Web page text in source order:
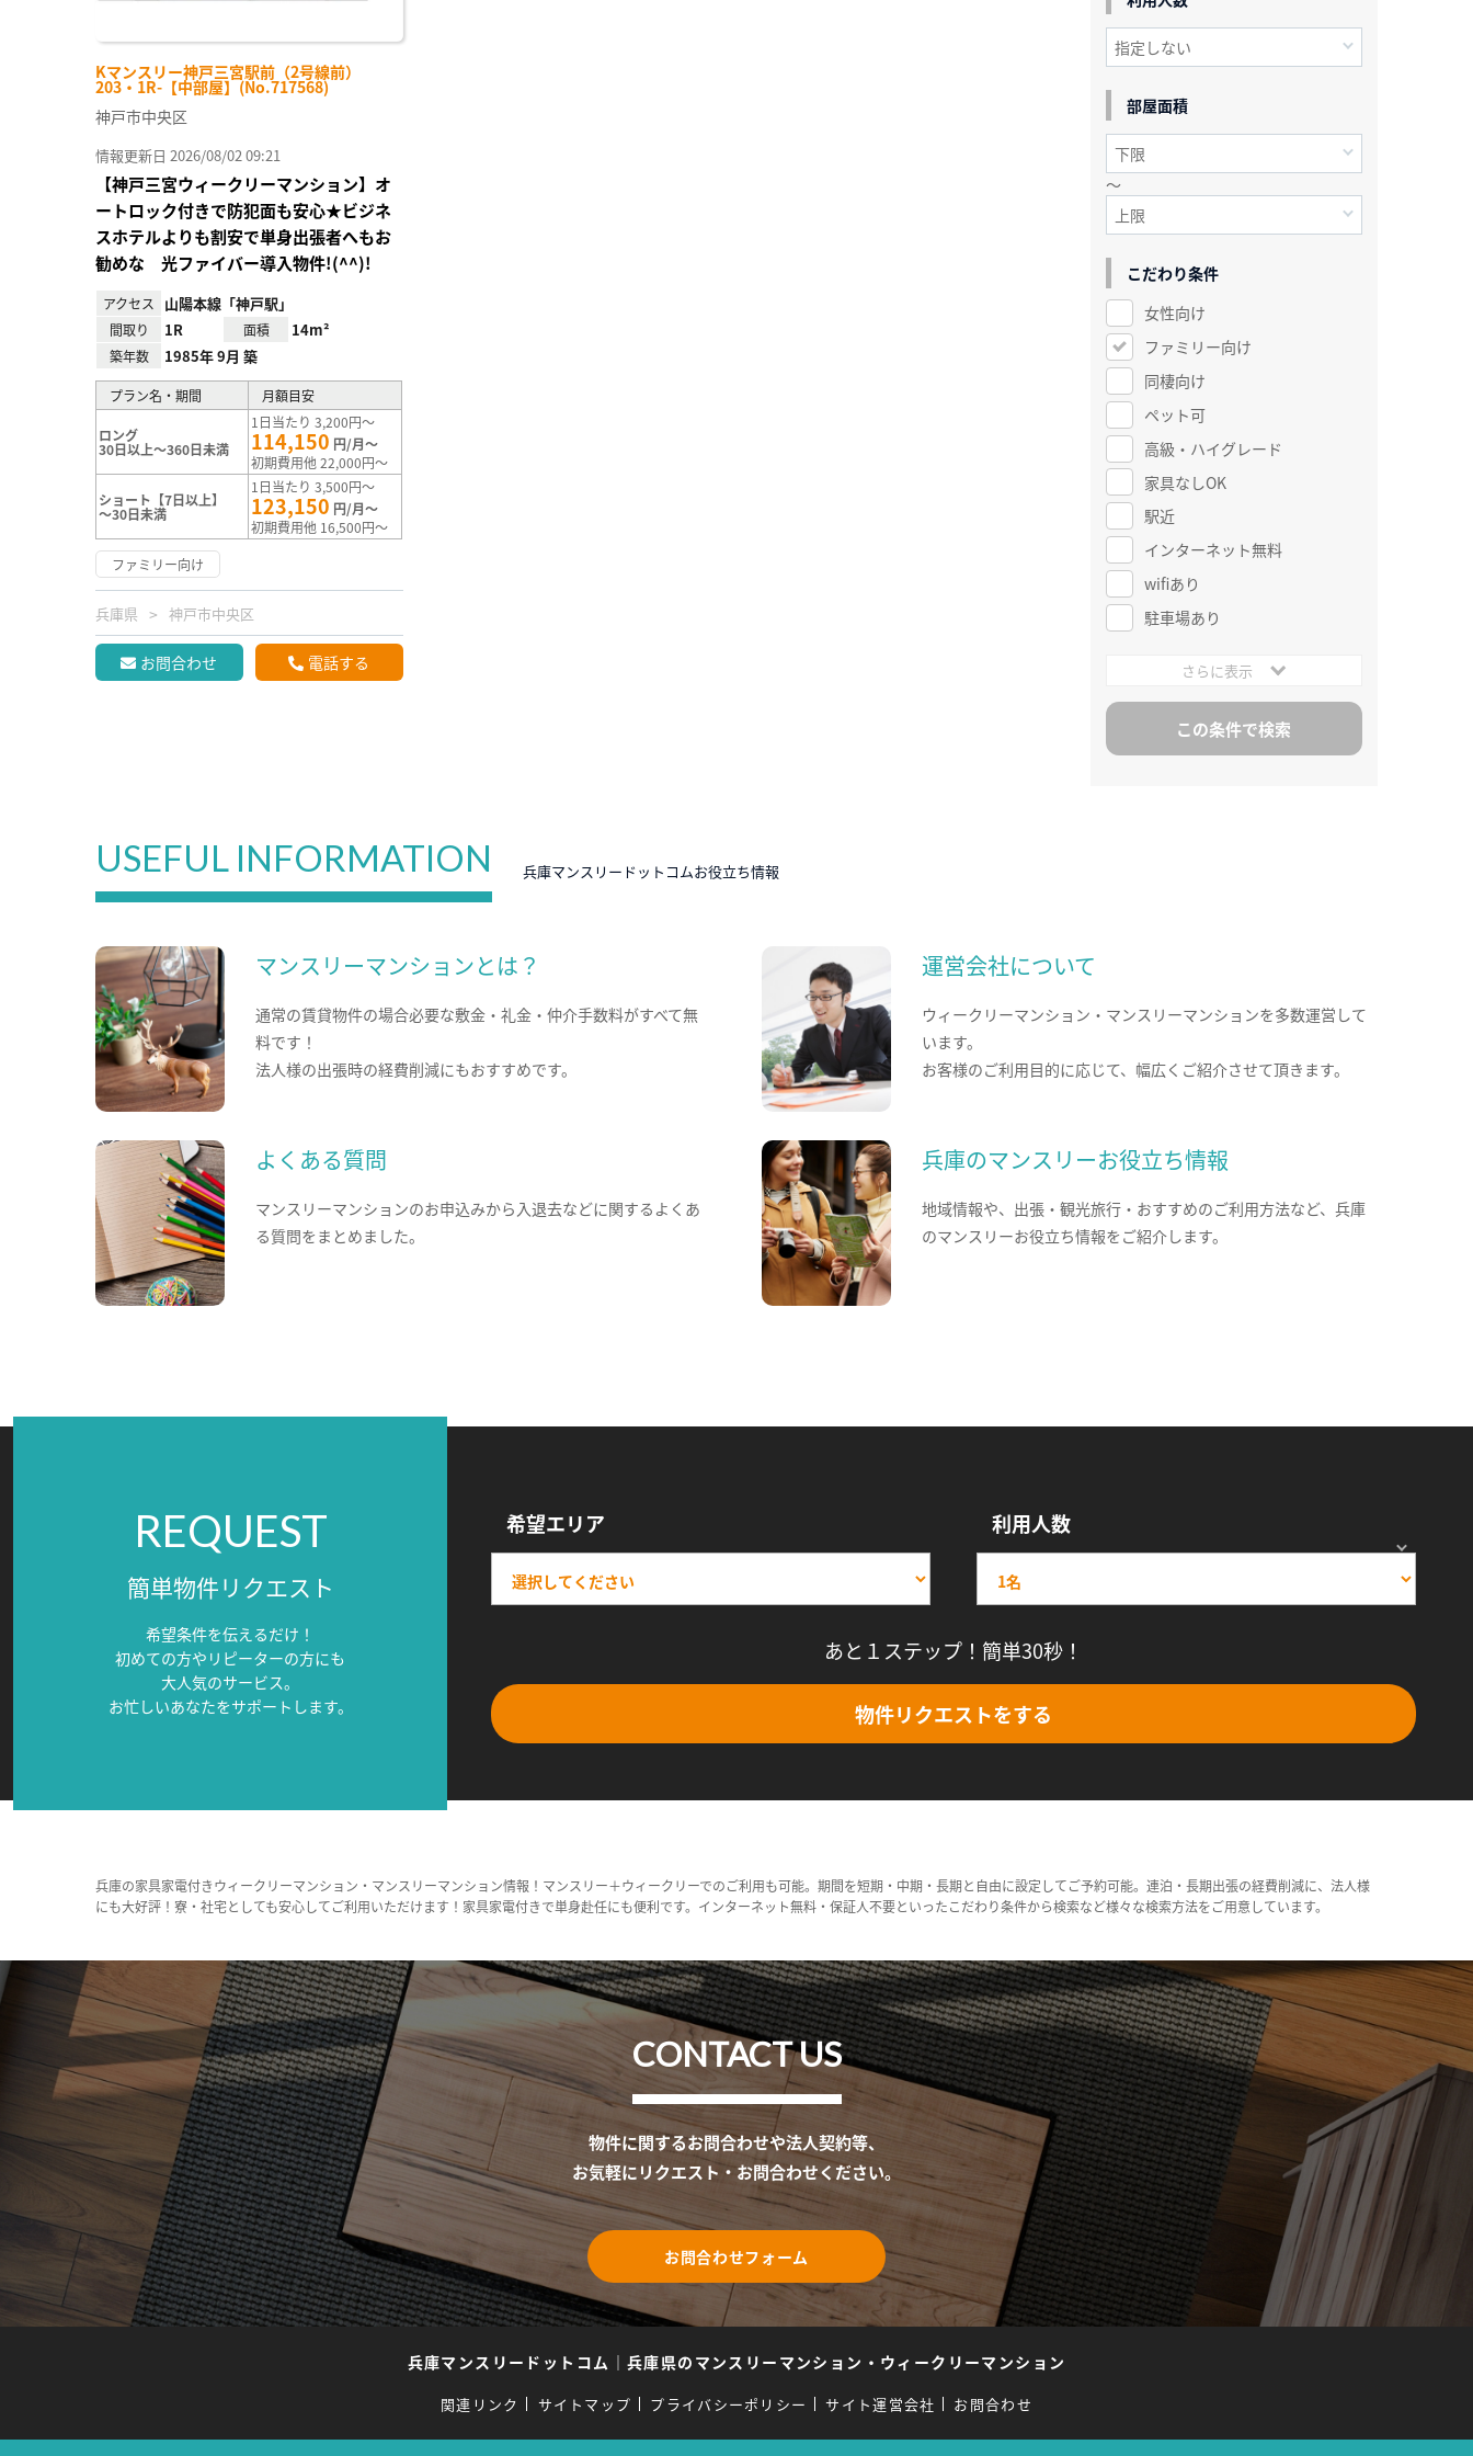
Kマンスリー神戸三宮駅前（2号線前）
203・1R-【中部屋】(No.717568)
神戸市中央区
情報更新日 2026/08/02 09:21
【神戸三宮ウィークリーマンション】オ
ートロック付きで防犯面も安心★ビジネ
スホテルよりも割安で単身出張者へもお
勧めな 光ファイバー導入物件!(^^)!
アクセス 山陽本線「神戸駅」
間取り 1R 面積 14m²
築年数 1985年 9月 築
プラン名・期間 月額目安
ロング
30日以上～360日未満
1日当たり 3,200円～
114,150 円/月～
初期費用他 22,000円～
ショート【7日以上】
～30日未満
1日当たり 3,500円～
123,150 円/月～
初期費用他 16,500円～
ファミリー向け
兵庫県 神戸市中央区
お問合わせ 電話する
部屋面積
～
こだわり条件
女性向け
ファミリー向け
同棲向け
ペット可
高級・ハイグレード
家具なしOK
駅近
インターネット無料
wifiあり
駐車場あり
さらに表示
USEFUL INFORMATION 兵庫マンスリードットコムお役立ち情報
マンスリーマンションとは？
通常の賃貸物件の場合必要な敷金・礼金・仲介手数料がすべて無
料です！
法人様の出張時の経費削減にもおすすめです。
運営会社について
ウィークリーマンション・マンスリーマンションを多数運営して
います。
お客様のご利用目的に応じて、幅広くご紹介させて頂きます。
よくある質問
マンスリーマンションのお申込みから入退去などに関するよくあ
る質問をまとめました。
兵庫のマンスリーお役立ち情報
地域情報や、出張・観光旅行・おすすめのご利用方法など、兵庫
のマンスリーお役立ち情報をご紹介します。
REQUEST
簡単物件リクエスト
希望条件を伝えるだけ！
初めての方やリピーターの方にも
大人気のサービス。
お忙しいあなたをサポートします。
希望エリア 利用人数
あと１ステップ！簡単30秒！
物件リクエストをする
兵庫の家具家電付きウィークリーマンション・マンスリーマンション情報！マンスリー＋ウィークリーでのご利用も可能。期間を短期・中期・長期と自由に設定してご予約可能。連泊・長期出張の経費削減に、法人様
にも大好評！寮・社宅としても安心してご利用いただけます！家具家電付きで単身赴任にも便利です。インターネット無料・保証人不要といったこだわり条件から検索など様々な検索方法をご用意しています。
CONTACT US
物件に関するお問合わせや法人契約等、
お気軽にリクエスト・お問合わせください。
お問合わせフォーム
兵庫マンスリードットコム ｜ 兵庫県のマンスリーマンション・ウィークリーマンション
関連リンク サイトマップ プライバシーポリシー サイト運営会社 お問合わせ